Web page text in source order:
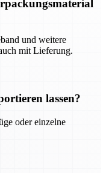
und weitere
mit Lieferung.
lassen?
oder einzelne